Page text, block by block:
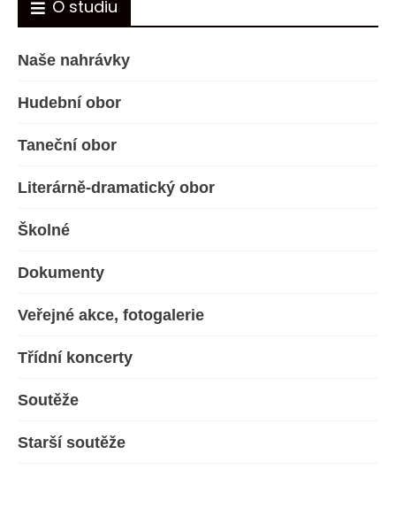
O studiu
Naše nahrávky
Hudební obor
Taneční obor
Literárně-dramatický obor
Školné
Dokumenty
Veřejné akce, fotogalerie
Třídní koncerty
Soutěže
Starší soutěže